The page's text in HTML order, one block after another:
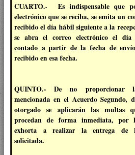
CUARTO.- Es indispensable que
electrónico que se reciba, se emita un
recibido el día hábil siguiente a la
se abra el correo electrónico el día
contado a partir de la fecha de
recibido en esa fecha.
QUINTO.- De no proporcionar
mencionada en el Acuerdo Segundo,
otorgado se aplicarán las multas
procedan de forma inmediata, por
exhorta a realizar la entrega de
solicitada.